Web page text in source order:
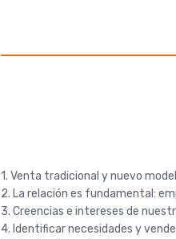
1. Venta tradicional y nuevo
2. La relación es fundamental:
3. Creencias e intereses de
4. Identificar necesidades y